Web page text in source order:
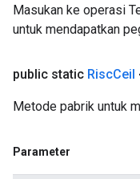
Masukan ke operasi
untuk mendapatkan
public static RiscCeil
Metode pabrik untuk
Parameter